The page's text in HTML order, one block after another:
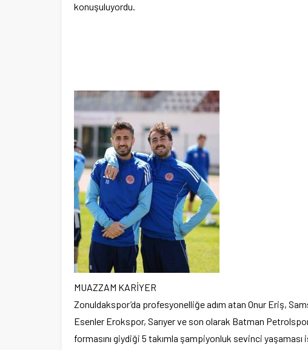
konuşuluyordu.
MUAZZAM KARİYER
Zonuldakspor’da profesyonelliğe adım atan Onur Eriş,
Esenler Erokspor, Sarıyer ve son olarak Batman
formasını giydiği 5 takımla şampiyonluk sevinci yaşaması